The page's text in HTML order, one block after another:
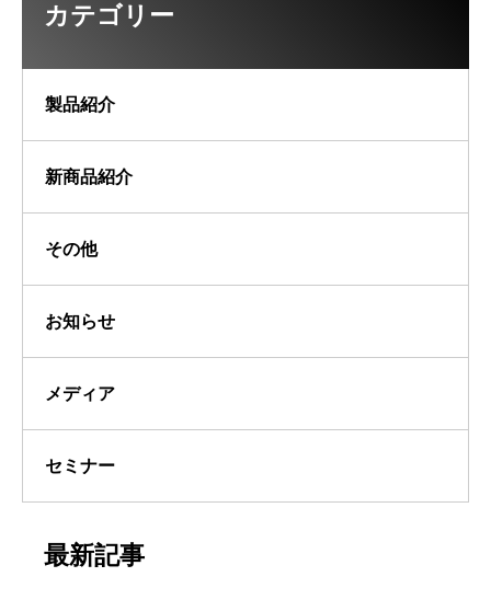
カテゴリー
製品紹介
新商品紹介
その他
お知らせ
メディア
セミナー
最新記事